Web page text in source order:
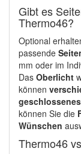
Gibt es
Thermo46?
Optional
passende
mm oder im
Das Oberlicht
können
können Sie die
Wünschen
Thermo46